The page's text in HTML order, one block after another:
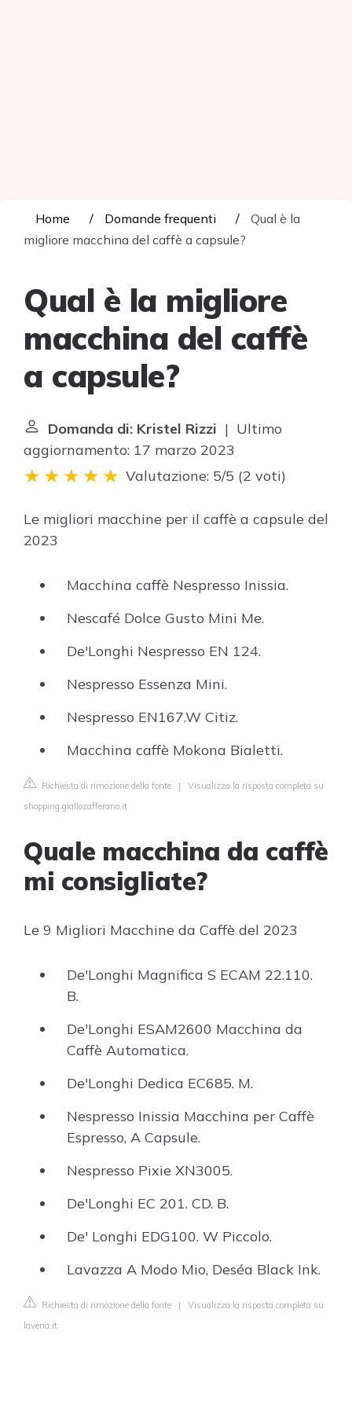
Home Domande frequenti
Qual è la
migliore macchina del caffè a capsule?
Qual è la migliore
macchina del caffè
a capsule?
Domanda di: Kristel Rizzi | Ultimo
aggiornamento: 17 marzo 2023
Valutazione: 5/5 (2 voti)
Le migliori macchine per il caffè a capsule del
2023
Macchina caffè Nespresso Inissia.
Nescafé Dolce Gusto Mini Me.
De'Longhi Nespresso EN 124.
Nespresso Essenza Mini.
Nespresso EN167.W Citiz.
Macchina caffè Mokona Bialetti.
Richiesta di rimozione della fonte | Visualizza la risposta completa su
shopping.giallozafferano.it
Quale macchina da caffè
mi consigliate?
Le 9 Migliori Macchine da Caffè del 2023
De'Longhi Magnifica S ECAM 22.110.
B.
De'Longhi ESAM2600 Macchina da
Caffè Automatica.
De'Longhi Dedica EC685. M.
Nespresso Inissia Macchina per Caffè
Espresso, A Capsule.
Nespresso Pixie XN3005.
De'Longhi EC 201. CD. B.
De' Longhi EDG100. W Piccolo.
Lavazza A Modo Mio, Deséa Black Ink.
Richiesta di rimozione della fonte | Visualizza la risposta completa su
lavena.it